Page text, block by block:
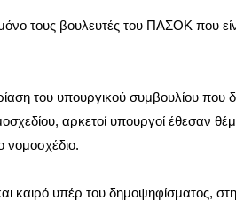
τους βουλευτές του ΠΑΣΟΚ που
του υπουργικού συμβουλίου που
αρκετοί υπουργοί έθεσαν
νομοσχέδιο.
καιρό υπέρ του δημοψηφίσματος,